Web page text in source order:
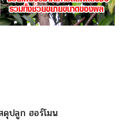
ดุปลูก ฮอร์โมน